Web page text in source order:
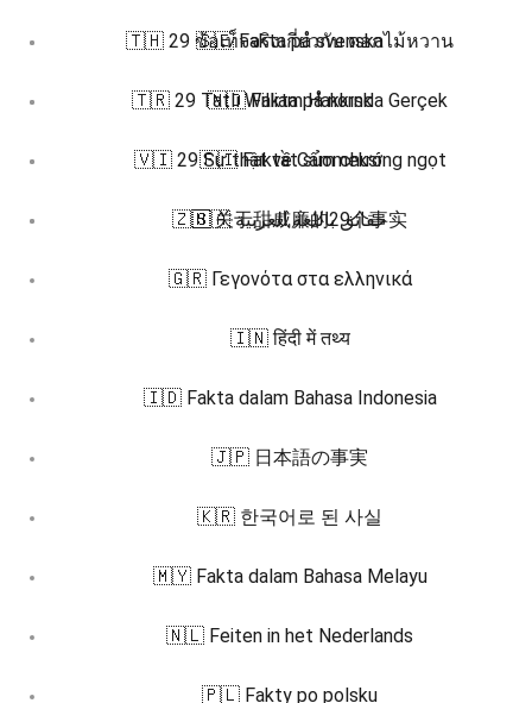
🇹🇭 29 ข้อเท็จจริงเกี่ยวกับ ดอกไม้หวาน
🇹🇷 29 Tatlı William Hakkında Gerçek
🇻🇮 29 Sự thật về Cẩm chướng ngọt
🇿🇭 关于甜威廉的29个事实
🇸🇪 Fakta på svenska
🇳🇴 Fakta på norsk
🇫🇮 Faktat suomeksi
🇸🇦 حقائق باللغة العربية
🇬🇷 Γεγονότα στα ελληνικά
🇮🇳 हिंदी में तथ्य
🇮🇩 Fakta dalam Bahasa Indonesia
🇯🇵 日本語の事実
🇰🇷 한국어로 된 사실
🇲🇾 Fakta dalam Bahasa Melayu
🇳🇱 Feiten in het Nederlands
🇵🇱 Fakty po polsku